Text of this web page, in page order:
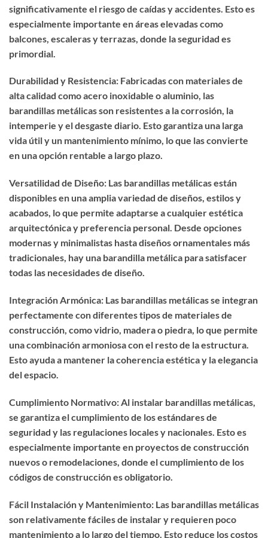
significativamente el riesgo de caídas y accidentes. Esto es
especialmente importante en áreas elevadas como
balcones, escaleras y terrazas, donde la seguridad es
primordial.
Durabilidad y Resistencia: Fabricadas con materiales de
alta calidad como acero inoxidable o aluminio, las
barandillas metálicas son resistentes a la corrosión, la
intemperie y el desgaste diario. Esto garantiza una larga
vida útil y un mantenimiento mínimo, lo que las convierte
en una opción rentable a largo plazo.
Versatilidad de Diseño: Las barandillas metálicas están
disponibles en una amplia variedad de diseños, estilos y
acabados, lo que permite adaptarse a cualquier estética
arquitectónica y preferencia personal. Desde opciones
modernas y minimalistas hasta diseños ornamentales más
tradicionales, hay una barandilla metálica para satisfacer
todas las necesidades de diseño.
Integración Armónica: Las barandillas metálicas se integran
perfectamente con diferentes tipos de materiales de
construcción, como vidrio, madera o piedra, lo que permite
una combinación armoniosa con el resto de la estructura.
Esto ayuda a mantener la coherencia estética y la elegancia
del espacio.
Cumplimiento Normativo: Al instalar barandillas metálicas,
se garantiza el cumplimiento de los estándares de
seguridad y las regulaciones locales y nacionales. Esto es
especialmente importante en proyectos de construcción
nuevos o remodelaciones, donde el cumplimiento de los
códigos de construcción es obligatorio.
Fácil Instalación y Mantenimiento: Las barandillas metálicas
son relativamente fáciles de instalar y requieren poco
mantenimiento a lo largo del tiempo. Esto reduce los costos